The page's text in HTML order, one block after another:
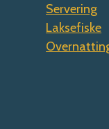
Servering
Laksefiske